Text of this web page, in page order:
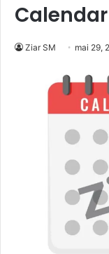
Ziar SM mai 29,